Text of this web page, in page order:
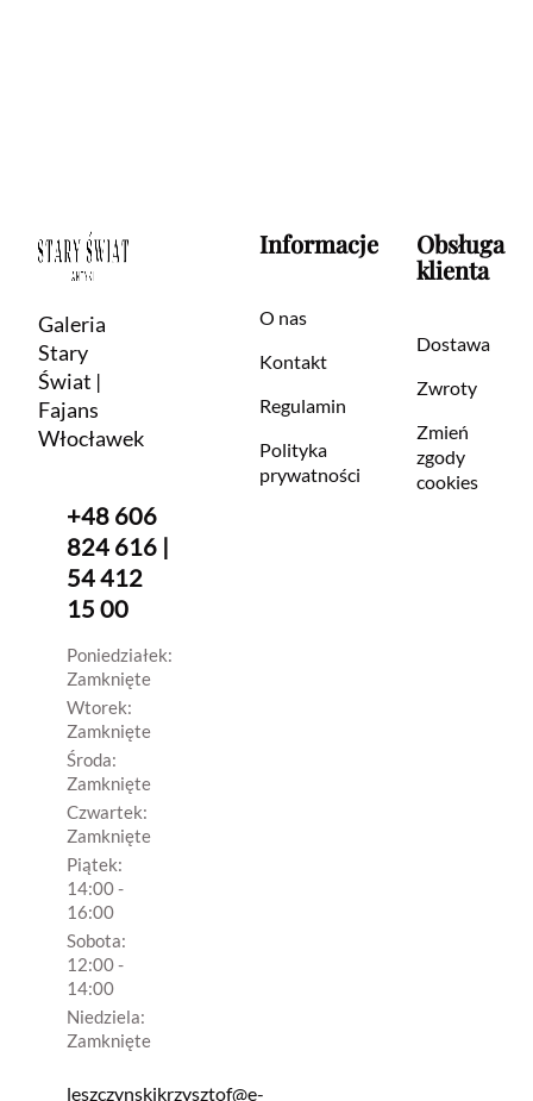
Galeria
Stary
Świat |
Fajans
Włocławek
+48 606
824 616 |
54 412
15 00
Poniedziałek:
Zamknięte
Wtorek:
Zamknięte
Środa:
Zamknięte
Czwartek:
Zamknięte
Piątek:
14:00 -
16:00
Sobota:
12:00 -
14:00
Niedziela:
Zamknięte
leszczynskikrzysztof@e-
Informacje
O nas
Kontakt
Regulamin
Polityka
prywatności
Obsługa
klienta
Dostawa
Zwroty
Zmień
zgody
cookies